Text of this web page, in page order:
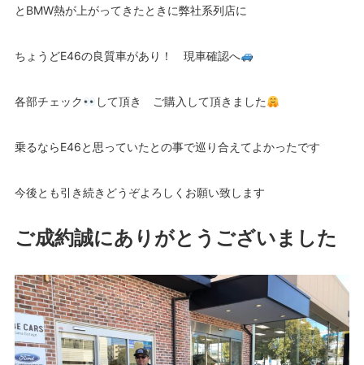
とBMW熱が上がってきたときに弊社系列店に
ちょうどE46の良質車があり！ 現車確認へ
各部チェック して頂き ご購入して頂きました
乗るならE46と思っていたとの事で巡り合えてよかったです
今後とも引き続きどうぞよろしくお願い致します
ご成約誠にありがとうございました